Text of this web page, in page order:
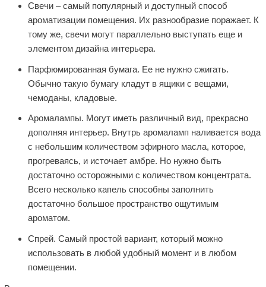
Свечи – самый популярный и доступный способ
ароматизации помещения. Их разнообразие поражает. К
тому же, свечи могут параллельно выступать еще и
элементом дизайна интерьера.
Парфюмированная бумага. Ее не нужно сжигать.
Обычно такую бумагу кладут в ящики с вещами,
чемоданы, кладовые.
Аромалампы. Могут иметь различный вид, прекрасно
дополняя интерьер. Внутрь аромаламп наливается вода
с небольшим количеством эфирного масла, которое,
прогреваясь, и источает амбре. Но нужно быть
достаточно осторожными с количеством концентрата.
Всего несколько капель способны заполнить
достаточно большое пространство ощутимым
ароматом.
Спрей. Самый простой вариант, который можно
использовать в любой удобный момент и в любом
помещении.